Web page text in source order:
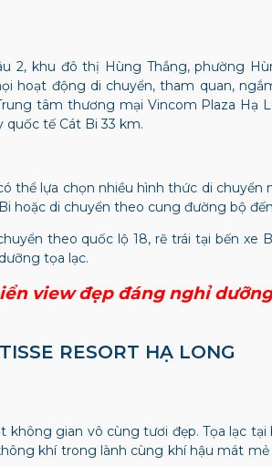
2, khu đô thị Hùng Thắng, phường
hoạt động di chuyển, tham quan,
tâm thương mại Vincom Plaza Hạ
quốc tế Cát Bi 33 km.
thể lựa chọn nhiều hình thức di chuyển
hoặc di chuyển theo cung đường bộ
theo quốc lộ 18, rẽ trái tại bến xe
tọa lạc.
view đẹp đáng nghỉ
RESORT HẠ LONG
không gian vô cùng tươi đẹp. Tọa lạc
khí trong lành cùng khí hậu mát mẻ